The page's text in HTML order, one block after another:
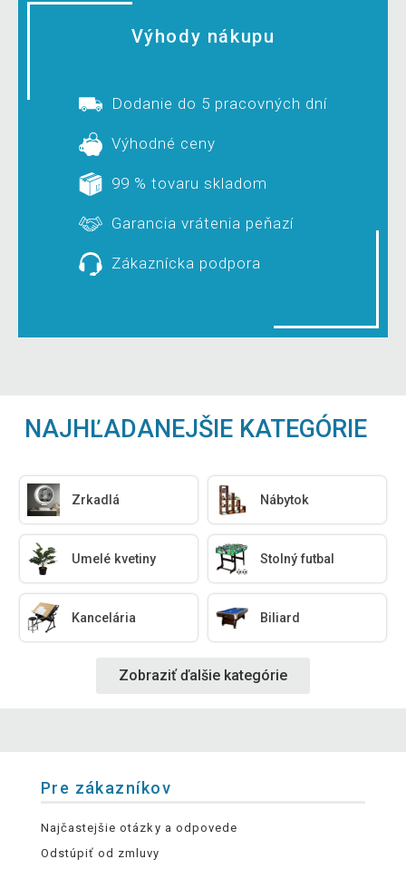
Výhody nákupu
Dodanie do 5 pracovných dní
Výhodné ceny
99 % tovaru skladom
Garancia vrátenia peňazí
Zákaznícka podpora
NAJHĽADANEJŠIE KATEGÓRIE
Zrkadlá Nábytok
Umelé kvetiny Stolný futbal
Kancelária Biliard
Zobraziť ďalšie kategórie
Pre zákazníkov
Najčastejšie otázky a odpovede
Odstúpiť od zmluvy